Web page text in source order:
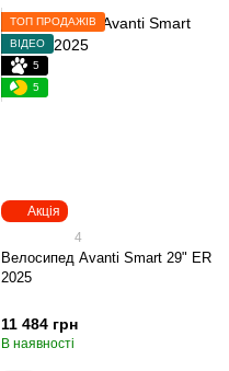
Акція
ТОП ПРОДАЖІВ
ВІДЕО
5
5
4
Велосипед Avanti Smart 29" ER
2025
11 484 грн
В наявності